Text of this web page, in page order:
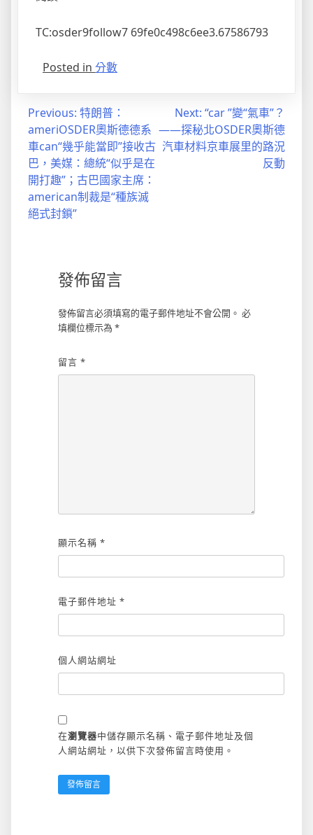
TC:osder9follow7 69fe0c498c6ee3.67586793
Posted in 分數
Previous: 特朗普：
ameriOSDER奧斯德德系
車can“幾乎能當即”接收古
巴，美媒：總統“似乎是在
開打趣”；古巴國家主席：
american制裁是“種族滅
絕式封鎖”
Next: “car ”變“氣車”？
——探秘北OSDER奧斯德
汽車材料京車展里的路況
反動
發佈留言
發佈留言必須填寫的電子郵件地址不會公開。 必
填欄位標示為 *
留言 *
顯示名稱 *
電子郵件地址 *
個人網站網址
在瀏覽器中儲存顯示名稱、電子郵件地址及個
人網站網址，以供下次發佈留言時使用。